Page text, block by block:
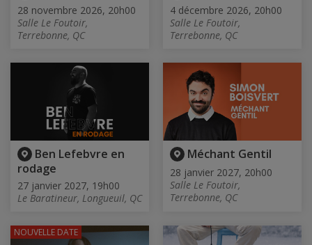
28 novembre 2026, 20h00
Salle Le Foutoir,
Terrebonne, QC
4 décembre 2026, 20h00
Salle Le Foutoir,
Terrebonne, QC
Ben Lefebvre en
rodage
27 janvier 2027, 19h00
Le Baratineur, Longueuil, QC
Méchant Gentil
28 janvier 2027, 20h00
Salle Le Foutoir,
Terrebonne, QC
NOUVELLE DATE